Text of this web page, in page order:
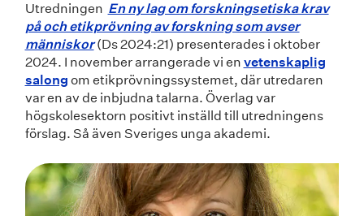
Utredningen En ny lag om forskningsetiska krav
på och etikprövning av forskning som avser
människor(Ds 2024:21) presenterades i oktober
2024. I november arrangerade vi en vetenskaplig
salong om etikprövningssystemet, där utredaren
var en av de inbjudna talarna. Överlag var
högskolesektorn positivt inställd till utredningens
förslag. Så även Sveriges unga akademi.